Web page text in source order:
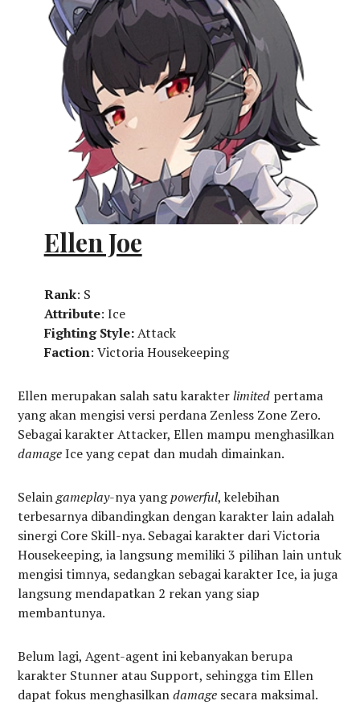
Ellen Joe
Rank: S
Attribute: Ice
Fighting Style:Attack
Faction: Victoria Housekeeping
Ellen merupakan salah satu karakterlimited pertama
yang akan mengisi versi perdana Zenless Zone Zero.
Sebagai karakter Attacker, Ellen mampu menghasilkan
damageIce yang cepat dan mudah dimainkan.
Selaingameplay-nya yangpowerful, kelebihan
terbesarnya dibandingkan dengan karakter lain adalah
sinergi Core Skill-nya. Sebagai karakter dari Victoria
Housekeeping, ia langsung memiliki 3 pilihan lain untuk
mengisi timnya, sedangkan sebagai karakter Ice, ia juga
langsung mendapatkan 2 rekan yang siap
membantunya.
Belum lagi, Agent-agent ini kebanyakan berupa
karakter Stunner atau Support, sehingga tim Ellen
dapat fokus menghasilkandamage secara maksimal.